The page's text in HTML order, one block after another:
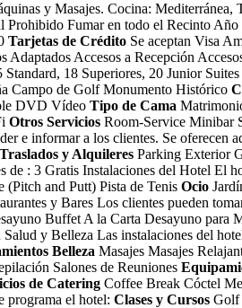
y Masajes. Cocina: Mediterránea,
Prohibido Fumar en todo el Recinto
Tarjetas de Crédito Se aceptan Visa
Accesos a Recepción
18 Superiores, 20 Junior
Campo de Golf Monumento Histórico
DVD Vídeo Tipo de Cama
Otros Servicios Room-Service Minibar
e informar a los clientes. Se oferecen
y Alquileres Parking Exterior
de : 3 Gratis Instalaciones del Hotel El
(Pitch and Putt) Pista de Tenis Ocio
y Bares Los clientes pueden
Buffet A la Carta Desayuno para
Salud y Belleza Las instalaciones del
Belleza Masajes Masajes
Salones de Reuniones
de Catering Coffee Break Cóctel
programa el hotel: Clases y Cursos Golf